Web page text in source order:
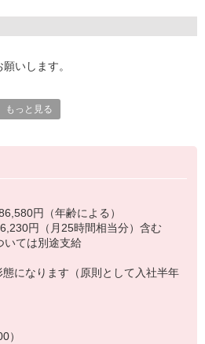
います。
いは、様々。
性を活かした提案ができます。
休日で
めることも魅力です。
しています！
いします。
な広告を展開しています。
等
、
作成をお任せします。
トでも安心！
学ぶことができます。
分のお客様。
。
もっと見る
円（年齢による）
円（月25時間相当分）含む
ては別途支給
になります（原則として入社半年
）